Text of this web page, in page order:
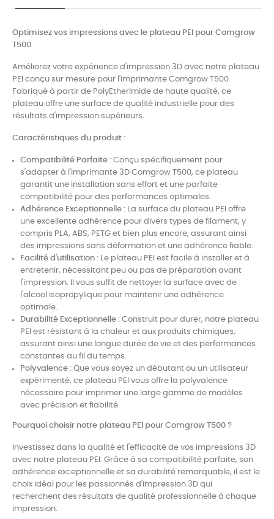
Optimisez vos impressions avec le plateau PEI pour Comgrow
T500
Améliorez votre expérience d'impression 3D avec notre plateau
PEI conçu sur mesure pour l'imprimante Comgrow T500.
Fabriqué à partir de PolyEtherImide de haute qualité, ce
plateau offre une surface de qualité industrielle pour des
résultats d'impression supérieurs.
Caractéristiques du produit :
Compatibilité Parfaite : Conçu spécifiquement pour
s'adapter à l'imprimante 3D Comgrow T500, ce plateau
garantit une installation sans effort et une parfaite
compatibilité pour des performances optimales.
Adhérence Exceptionnelle : La surface du plateau PEI offre
une excellente adhérence pour divers types de filament, y
compris PLA, ABS, PETG et bien plus encore, assurant ainsi
des impressions sans déformation et une adhérence fiable.
Facilité d'utilisation : Le plateau PEI est facile à installer et à
entretenir, nécessitant peu ou pas de préparation avant
l'impression. Il vous suffit de nettoyer la surface avec de
l'alcool isopropylique pour maintenir une adhérence
optimale.
Durabilité Exceptionnelle : Construit pour durer, notre plateau
PEI est résistant à la chaleur et aux produits chimiques,
assurant ainsi une longue durée de vie et des performances
constantes au fil du temps.
Polyvalence : Que vous soyez un débutant ou un utilisateur
expérimenté, ce plateau PEI vous offre la polyvalence
nécessaire pour imprimer une large gamme de modèles
avec précision et fiabilité.
Pourquoi choisir notre plateau PEI pour Comgrow T500 ?
Investissez dans la qualité et l'efficacité de vos impressions 3D
avec notre plateau PEI. Grâce à sa compatibilité parfaite, son
adhérence exceptionnelle et sa durabilité remarquable, il est le
choix idéal pour les passionnés d'impression 3D qui
recherchent des résultats de qualité professionnelle à chaque
impression.